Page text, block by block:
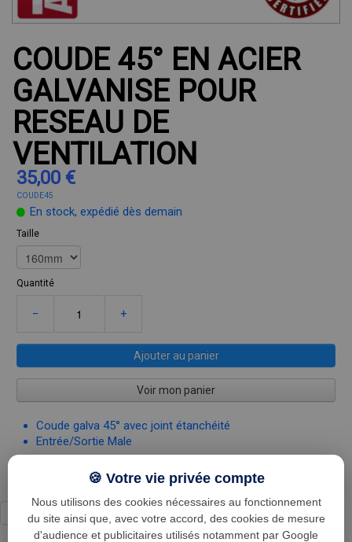
COUDE 45° EN ACIER
GALVANISE POUR
RESEAU DE
VENTILATION
35,00 €
COUDE45
En stock, expédié dès demain
Taille
Quantité
− +
Ajouter au panier
Voir mon panier
Coude galva 45° avec joint étanchéité
Entrée/Sortie Male
🍪 Votre vie privée compte
Nous utilisons des cookies nécessaires au fonctionnement
du site ainsi que, avec votre accord, des cookies de mesure
d'audience et publicitaires utilisés notamment par Google